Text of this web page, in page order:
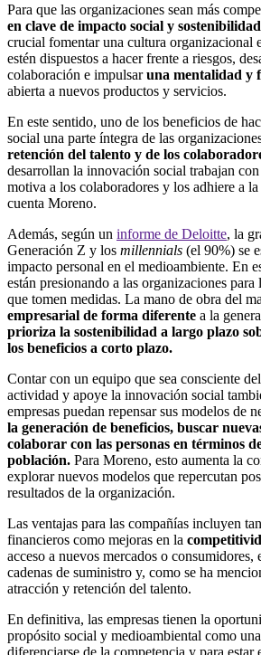
Para que las organizaciones sean más
en clave de impacto social y sostenibilidad
crucial fomentar una cultura organizacional
estén dispuestos a hacer frente a riesgos,
colaboración e impulsaruna mentalidad y
abierta a nuevos productos y servicios.
En este sentido, uno de los beneficios de
social una parte íntegra de las
retención del talento y de los
desarrollan la innovación social trabajan
motiva a los colaboradores y los adhiere a
cuenta Moreno.
Además, según un informe de Deloitte, la
Generación Z y los millennials (el 90%) se
impacto personal en el medioambiente. En
están presionando a las organizaciones para
que tomen medidas. La mano de obra del
empresarial de forma diferente a la
prioriza la sostenibilidad a largo plazo
los beneficios a corto plazo.
Contar con un equipo que sea consciente
actividad y apoye la innovación social
empresas puedan repensar sus modelos de
la generación de beneficios, buscar
colaborar con las personas en términos
población. Para Moreno, esto aumenta la
explorar nuevos modelos que repercutan
resultados de la organización.
Las ventajas para las compañías incluyen
financieros como mejoras en la
acceso a nuevos mercados o
cadenas de suministro y, como se ha
atracción y retención del talento.
En definitiva, las empresas tienen la
propósito social y medioambiental como
diferenciarse de la competencia y para estar